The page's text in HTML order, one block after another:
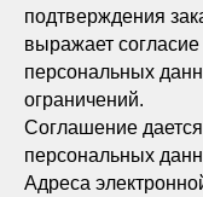
подтверждения
выражает
персональных
ограничений.
Соглашение
персональных
Адреса